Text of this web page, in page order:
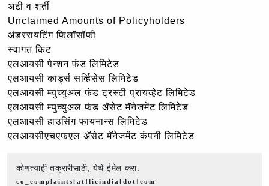
अटी व शर्ती
Unclaimed Amounts of Policyholders
अंडररायटिंग फिलॉसॉफी
स्वागत किट
एलआयसी पेन्शन फंड लिमिटेड
एलआयसी कार्ड्स सर्व्हिसेस लिमिटेड
एलआयसी म्युच्युअल फंड ट्रस्टी प्रायव्हेट लिमिटेड
एलआयसी म्युच्युअल फंड ॲसेट मॅनेजमेंट लिमिटेड
एलआयसी हाउसिंग फायनान्स लिमिटेड
एलआयसीएचएफएल ॲसेट मॅनेजमेंट कंपनी लिमिटेड
कोणत्याही तक्रारीसाठी, येथे ईमेल करा:
co_complaints[at]licindia[dot]com